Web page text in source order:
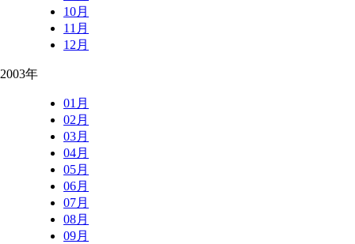
10月
11月
12月
2003年
01月
02月
03月
04月
05月
06月
07月
08月
09月